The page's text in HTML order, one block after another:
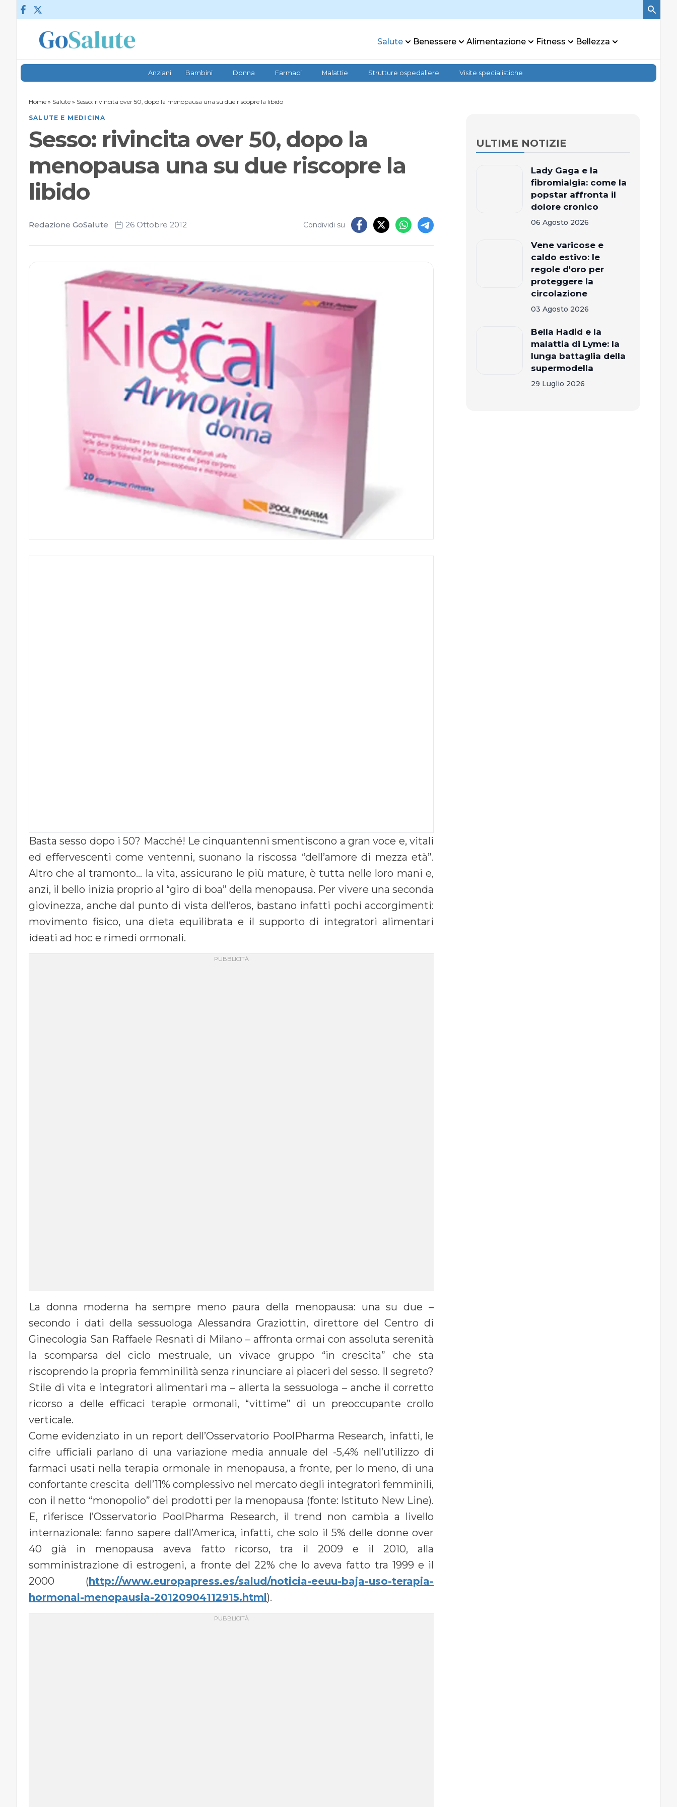
Vai al contenuto
Salute Benessere Alimentazione Fitness Bellezza
Anziani Bambini Donna Farmaci Malattie Strutture ospedaliere Visite specialistiche
Home » Salute » Sesso: rivincita over 50, dopo la menopausa una su due riscopre la libido
SALUTE E MEDICINA
Sesso: rivincita over 50, dopo la
menopausa una su due riscopre la
libido
Redazione GoSalute 26 Ottobre 2012 Condividi su
Basta sesso dopo i 50? Macché! Le cinquantenni smentiscono a gran voce e, vitali
ed effervescenti come ventenni, suonano la riscossa “dell’amore di mezza età”.
Altro che al tramonto… la vita, assicurano le più mature, è tutta nelle loro mani e,
anzi, il bello inizia proprio al “giro di boa” della menopausa. Per vivere una seconda
giovinezza, anche dal punto di vista dell’eros, bastano infatti pochi accorgimenti:
movimento fisico, una dieta equilibrata e il supporto di integratori alimentari
ideati ad hoc e rimedi ormonali.
La donna moderna ha sempre meno paura della menopausa: una su due –
secondo i dati della sessuologa Alessandra Graziottin, direttore del Centro di
Ginecologia San Raffaele Resnati di Milano – affronta ormai con assoluta serenità
la scomparsa del ciclo mestruale, un vivace gruppo “in crescita” che sta
riscoprendo la propria femminilità senza rinunciare ai piaceri del sesso. Il segreto?
Stile di vita e integratori alimentari ma – allerta la sessuologa – anche il corretto
ricorso a delle efficaci terapie ormonali, “vittime” di un preoccupante crollo
verticale.
Come evidenziato in un report dell’Osservatorio PoolPharma Research, infatti, le
cifre ufficiali parlano di una variazione media annuale del -5,4% nell’utilizzo di
farmaci usati nella terapia ormonale in menopausa, a fronte, per lo meno, di una
confortante crescita dell’11% complessivo nel mercato degli integratori femminili,
con il netto “monopolio” dei prodotti per la menopausa (fonte: Istituto New Line).
E, riferisce l’Osservatorio PoolPharma Research, il trend non cambia a livello
internazionale: fanno sapere dall’America, infatti, che solo il 5% delle donne over
40 già in menopausa aveva fatto ricorso, tra il 2009 e il 2010, alla
somministrazione di estrogeni, a fronte del 22% che lo aveva fatto tra 1999 e il
2000 (http://www.europapress.es/salud/noticia-eeuu-baja-uso-terapia-
hormonal-menopausia-20120904112915.html).
ULTIME NOTIZIE
Lady Gaga e la
fibromialgia: come la
popstar affronta il
dolore cronico
06 Agosto 2026
Vene varicose e
caldo estivo: le
regole d'oro per
proteggere la
circolazione
03 Agosto 2026
Bella Hadid e la
malattia di Lyme: la
lunga battaglia della
supermodella
29 Luglio 2026